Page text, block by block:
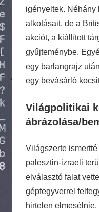
igényeltek. Néhány
alkotásait, de a
akciót, a kiállított
gyűjteménybe.
egy barlangrajz
egy bevásárló
Világpolitikai
ábrázolása/
Világszerte
palesztin-izraeli
elválasztó falat
gépfegyverrel
hirtelen